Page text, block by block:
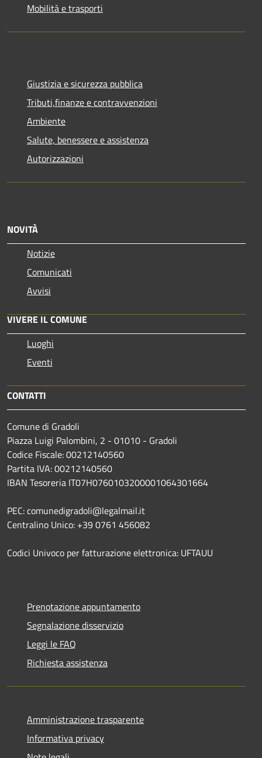
Mobilità e trasporti
Giustizia e sicurezza pubblica
Tributi,finanze e contravvenzioni
Ambiente
Salute, benessere e assistenza
Autorizzazioni
NOVITÀ
Notizie
Comunicati
Avvisi
VIVERE IL COMUNE
Luoghi
Eventi
CONTATTI
Comune di Gradoli
Piazza Luigi Palombini, 2 - 01010 - Gradoli
Codice Fiscale: 00212140560
Partita IVA: 00212140560
IBAN Tesoreria IT07H0760103200001064301664
PEC: comunedigradoli@legalmail.it
Centralino Unico: +39 0761 456082
Codici Univoco per fatturazione elettronica: UFTAUU
Prenotazione appuntamento
Segnalazione disservizio
Leggi le FAQ
Richiesta assistenza
Amministrazione trasparente
Informativa privacy